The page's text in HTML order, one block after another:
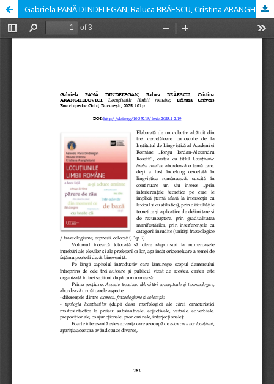
Gabriela PANĂ DINDELEGAN, Raluca BRĂESCU, Cristina ARANGHELOVICI, Locuțiunile limbii române, Editura Univers Enciclopedic Gold, București, 2025, 101p.